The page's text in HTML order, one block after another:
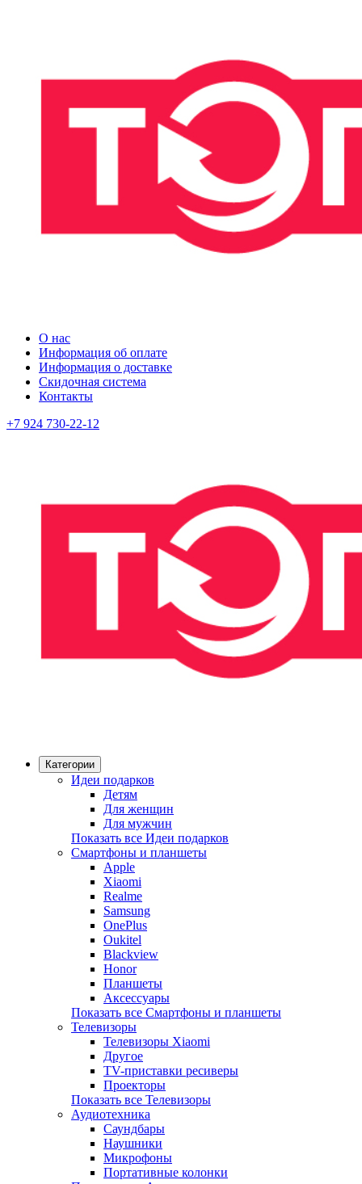
О нас
Информация об оплате
Информация о доставке
Скидочная система
Контакты
+7 924 730-22-12
Категории
Идеи подарков
Детям
Для женщин
Для мужчин
Показать все Идеи подарков
Смартфоны и планшеты
Apple
Xiaomi
Realme
Samsung
OnePlus
Oukitel
Blackview
Honor
Планшеты
Аксессуары
Показать все Смартфоны и планшеты
Телевизоры
Телевизоры Xiaomi
Другое
TV-приставки ресиверы
Проекторы
Показать все Телевизоры
Аудиотехника
Саундбары
Наушники
Микрофоны
Портативные колонки